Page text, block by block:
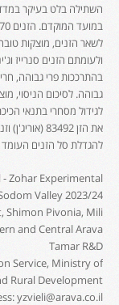
השתילה בלט בעיקר
לשאר הזנים, מוצקות
ולעומתם הזנים סנרייז
בהתרככות פרי גבוהה,
לגידול מסחרי בתנאי
את הזן 83492
להגדלת סל הזנים
Zohar Experimental
Valley 2023/24
Shimon Pivonia, Mili
and Central Arava
Tamar R&D
Service, Ministry of
Rural Development
yzvieli@arava.co.il